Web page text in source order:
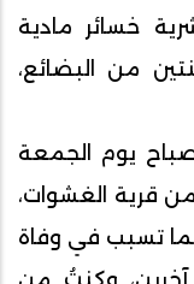
خسائر مادية
من البضائع،
صباح يوم الجمعة
وغير بعيد من قرية الغشوات،
تسبب في وفاة